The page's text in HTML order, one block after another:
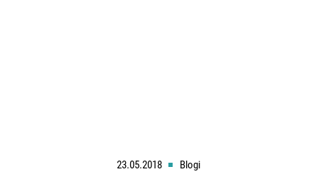
23.05.2018 Blogi